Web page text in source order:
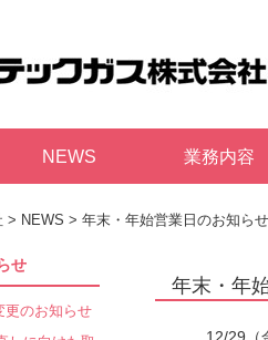
NEWS 業務内容
> NEWS > 年末・年始営業日のお知らせ
年末・年
せ
更のお知らせ